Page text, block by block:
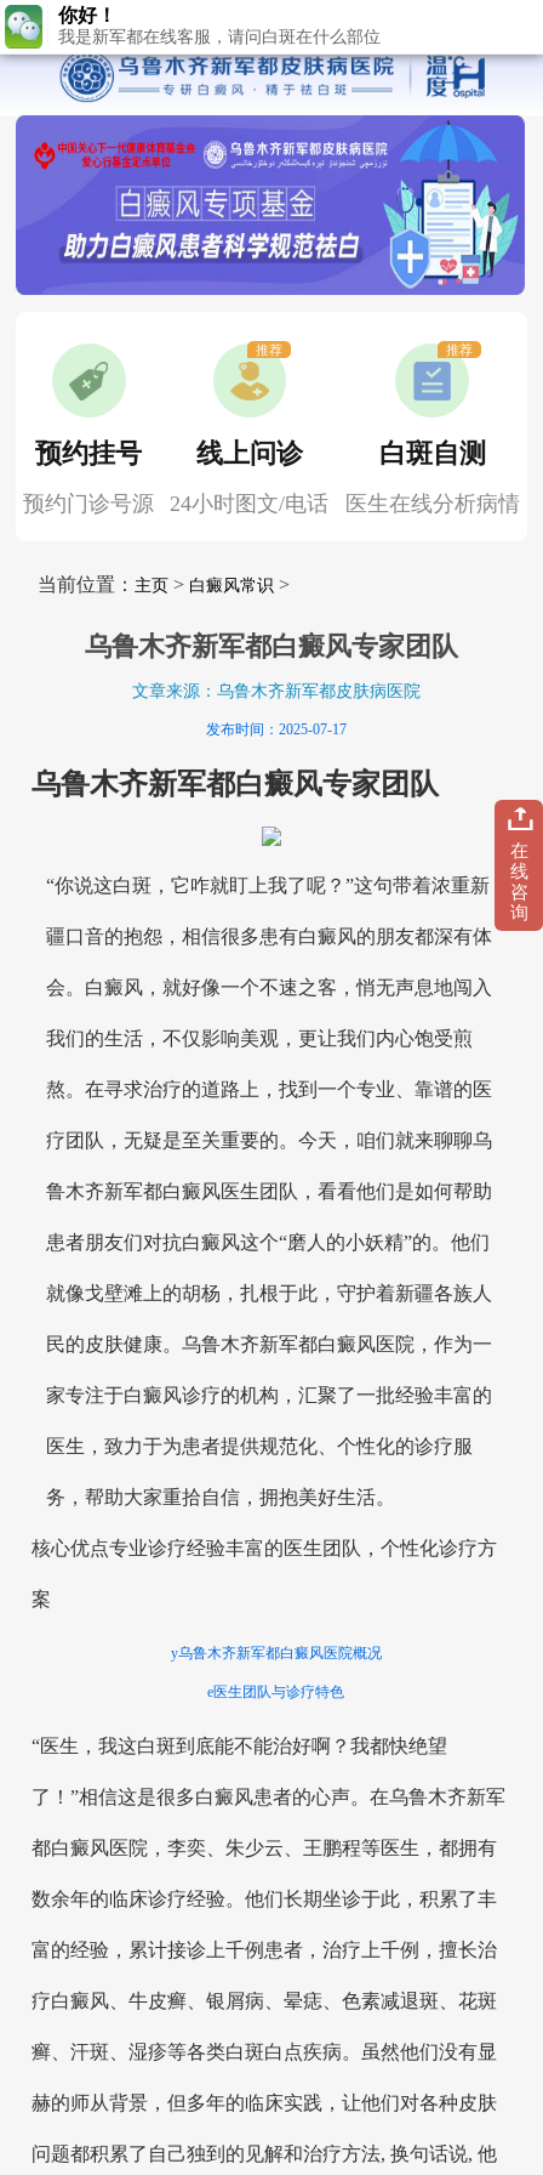
预约挂号
预约门诊号源
线上问诊
24小时图文/电话
推荐
白斑自测
医生在线分析病情
推荐
当前位置： 主页> 白癜风常识 >
乌鲁木齐新军都白癜风专家团队
文章来源：乌鲁木齐新军都皮肤病医院
发布时间：2025-07-17
乌鲁木齐新军都白癜风专家团队
“你说这白斑，它咋就盯上我了呢？”这句带着浓重新
疆口音的抱怨，相信很多患有白癜风的朋友都深有体
会。白癜风，就好像一个不速之客，悄无声息地闯入
我们的生活，不仅影响美观，更让我们内心饱受煎
熬。在寻求治疗的道路上，找到一个专业、靠谱的医
疗团队，无疑是至关重要的。今天，咱们就来聊聊乌
鲁木齐新军都白癜风医生团队，看看他们是如何帮助
患者朋友们对抗白癜风这个“磨人的小妖精”的。他们
就像戈壁滩上的胡杨，扎根于此，守护着新疆各族人
民的皮肤健康。乌鲁木齐新军都白癜风医院，作为一
家专注于白癜风诊疗的机构，汇聚了一批经验丰富的
医生，致力于为患者提供规范化、个性化的诊疗服
务，帮助大家重拾自信，拥抱美好生活。
核心优点专业诊疗经验丰富的医生团队，个性化诊疗方
案
y乌鲁木齐新军都白癜风医院概况
e医生团队与诊疗特色
“医生，我这白斑到底能不能治好啊？我都快绝望
了！”相信这是很多白癜风患者的心声。在乌鲁木齐新军
都白癜风医院，李奕、朱少云、王鹏程等医生，都拥有
数余年的临床诊疗经验。他们长期坐诊于此，积累了丰
富的经验，累计接诊上千例患者，治疗上千例，擅长治
疗白癜风、牛皮癣、银屑病、晕痣、色素减退斑、花斑
癣、汗斑、湿疹等各类白斑白点疾病。虽然他们没有显
赫的师从背景，但多年的临床实践，让他们对各种皮肤
问题都积累了自己独到的见解和治疗方法, 换句话说, 他
我是新军都在线客服，请问白斑在什么部位
在
线
咨
询